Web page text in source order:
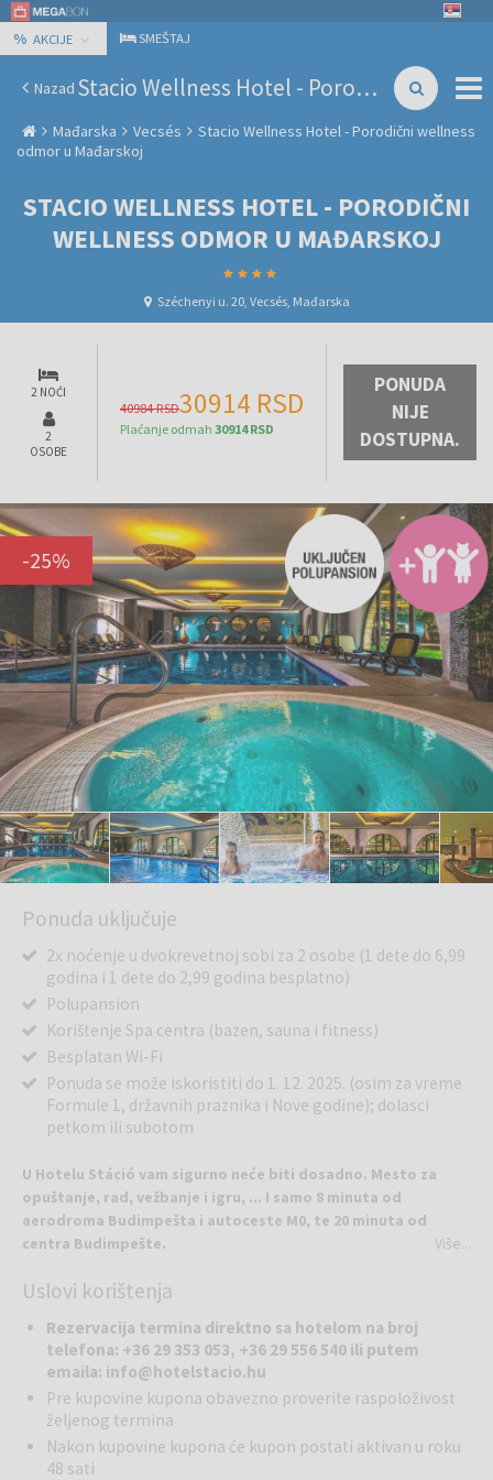
% AKCIJE SMEŠTAJ
Nazad Stacio Wellness Hotel - Porodični wellness odmor u Mađarskoj
Mađarska Vecsés
Stacio Wellness Hotel - Porodični wellness
odmor u Mađarskoj
STACIO WELLNESS HOTEL - PORODIČNI
WELLNESS ODMOR U MAĐARSKOJ
Széchenyi u. 20, Vecsés, Mađarska
2 NOĆI
2
OSOBE
40984 RSD30914 RSD
Plaćanje odmah 30914 RSD
PONUDA
NIJE
DOSTUPNA.
-25%
Ponuda uključuje
2x noćenje u dvokrevetnoj sobi za 2 osobe (1 dete do 6,99
godina i 1 dete do 2,99 godina besplatno)
Polupansion
Korištenje Spa centra (bazen, sauna i fitness)
Besplatan Wi-Fi
Ponuda se može iskoristiti do 1. 12. 2025. (osim za vreme
Formule 1, državnih praznika i Nove godine); dolasci
petkom ili subotom
U Hotelu Stáció vam sigurno neće biti dosadno. Mesto za
opuštanje, rad, vežbanje i igru, ... I samo 8 minuta od
aerodroma Budimpešta i autoceste M0, te 20 minuta od
centra Budimpešte.
Hotel Stáció čeka poslovne i turiste u mirnom okruženju. Hotel ima
wellnessa i fitnessa, 6 konferencijskih dvorana, besplatni brzi WIFI,
besplatan prevoz između aerodroma i hotela, kao i bogat izbor
restorana Pipacs.
Možete uživati ​​u blagotvornim efektima 1000 m2 površine: vodeni
bazen (takođe "beskonačni rubni bazen"), jacuzzi, finska sauna, infra
sauna, parna kupka i slana kabina, uronjeni bazen, Kneipp, grejane
Više...
Uslovi korištenja
Rezervacija termina direktno sa hotelom na broj
telefona: +36 29 353 053, +36 29 556 540 ili putem
emaila: info@hotelstacio.hu
Pre kupovine kupona obavezno proverite raspoloživost
željenog termina
Nakon kupovine kupona će kupon postati aktivan u roku
48 sati